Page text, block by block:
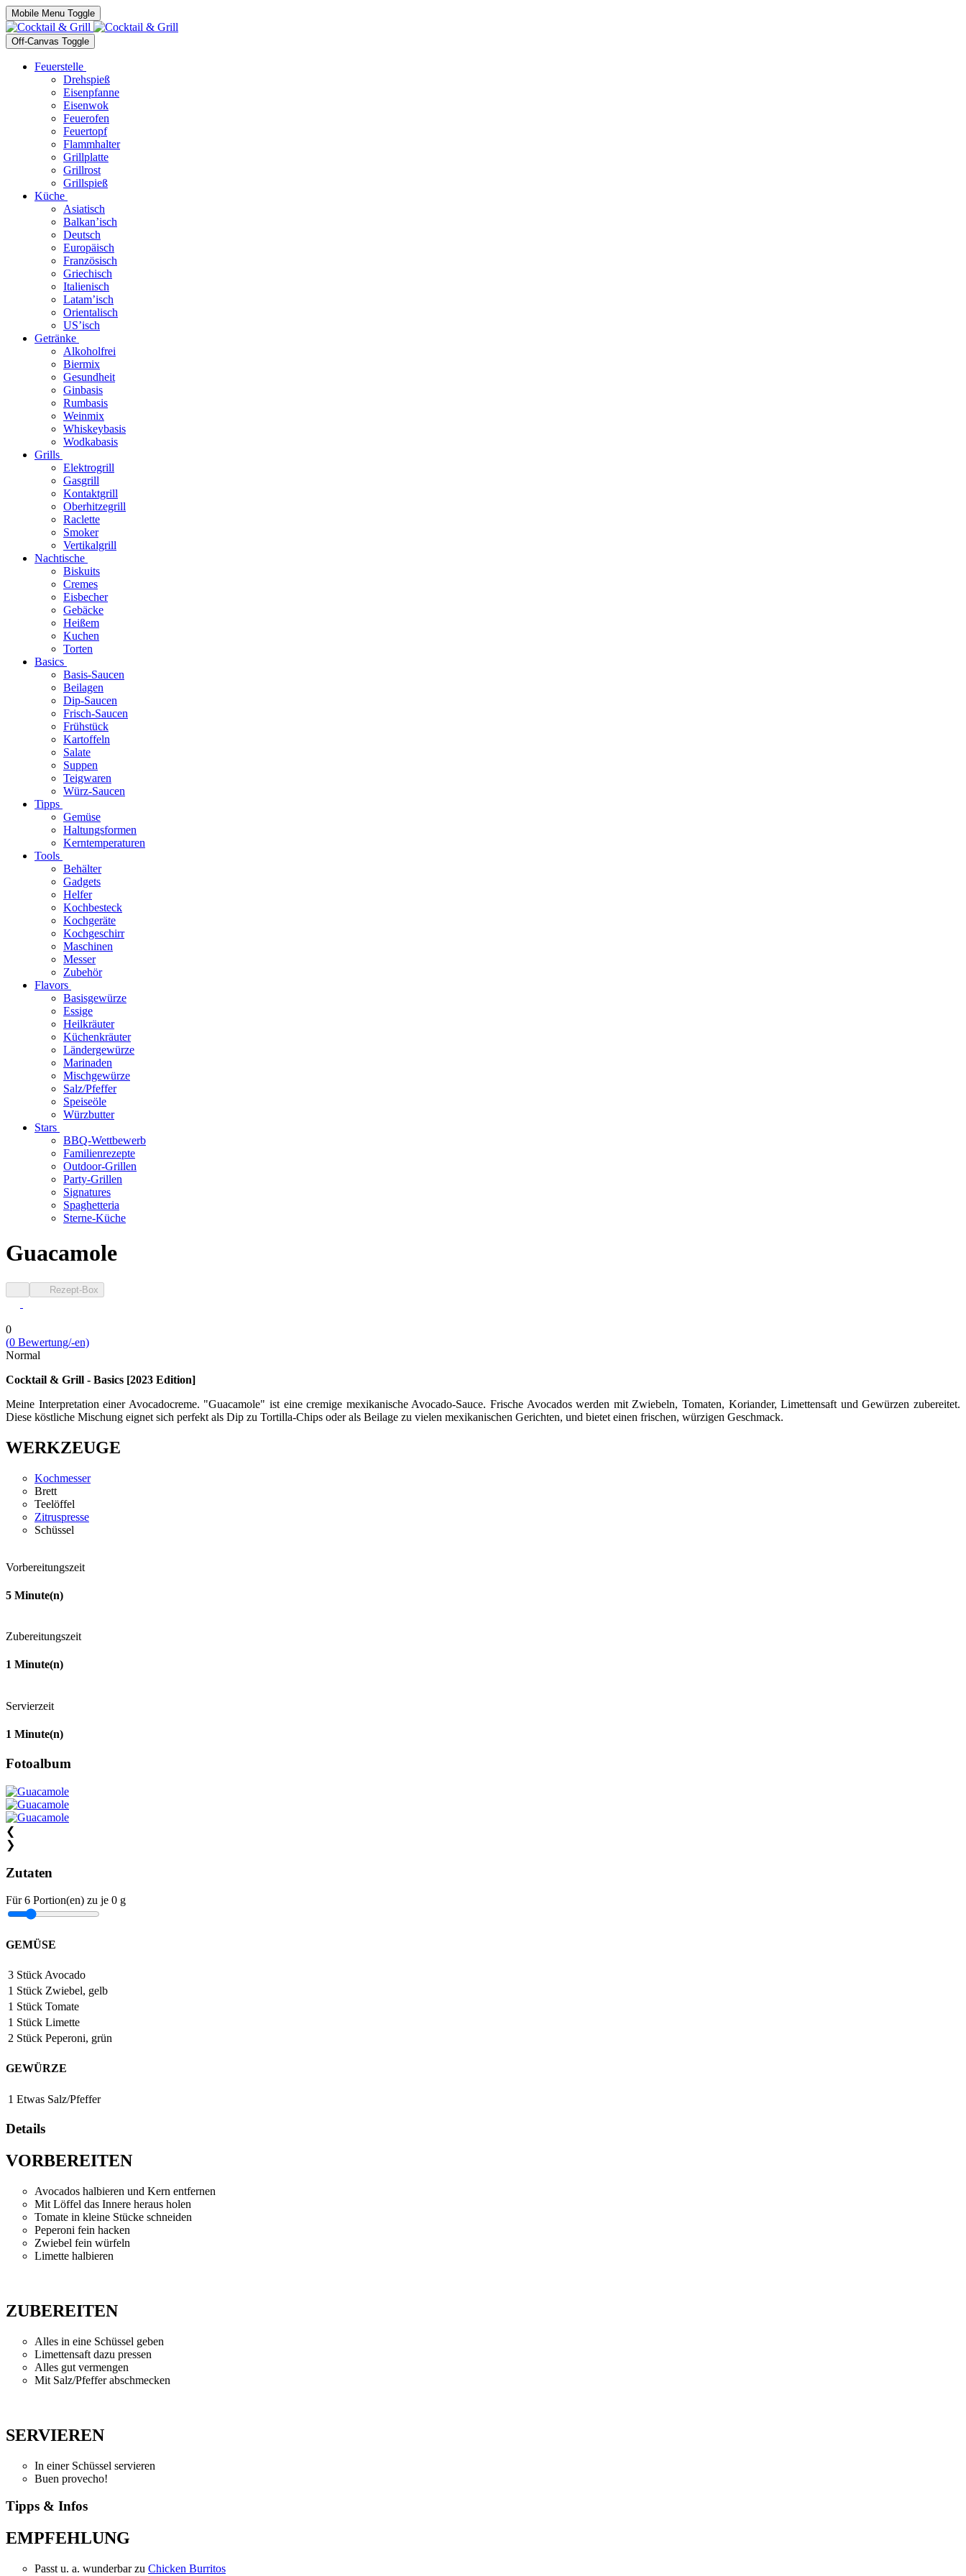
Mobile Menu Toggle
Off-Canvas Toggle
Feuerstelle
Drehspieß
Eisenpfanne
Eisenwok
Feuerofen
Feuertopf
Flammhalter
Grillplatte
Grillrost
Grillspieß
Küche
Asiatisch
Balkan’isch
Deutsch
Europäisch
Französisch
Griechisch
Italienisch
Latam’isch
Orientalisch
US’isch
Getränke
Alkoholfrei
Biermix
Gesundheit
Ginbasis
Rumbasis
Weinmix
Whiskeybasis
Wodkabasis
Grills
Elektrogrill
Gasgrill
Kontaktgrill
Oberhitzegrill
Raclette
Smoker
Vertikalgrill
Nachtische
Biskuits
Cremes
Eisbecher
Gebäcke
Heißem
Kuchen
Torten
Basics
Basis-Saucen
Beilagen
Dip-Saucen
Frisch-Saucen
Frühstück
Kartoffeln
Salate
Suppen
Teigwaren
Würz-Saucen
Tipps
Gemüse
Haltungsformen
Kerntemperaturen
Tools
Behälter
Gadgets
Helfer
Kochbesteck
Kochgeräte
Kochgeschirr
Maschinen
Messer
Zubehör
Flavors
Basisgewürze
Essige
Heilkräuter
Küchenkräuter
Ländergewürze
Marinaden
Mischgewürze
Salz/Pfeffer
Speiseöle
Würzbutter
Stars
BBQ-Wettbewerb
Familienrezepte
Outdoor-Grillen
Party-Grillen
Signatures
Spaghetteria
Sterne-Küche
Guacamole
Rezept-Box
0
(0 Bewert­ung/-en)
Normal
Cocktail & Grill - Basics [2023 Edition]
Meine Interpretation einer Avocadocreme. "Guacamole" ist eine cremige mexikanische Avocado-Sauce. Frische Avocados werden mit Zwiebeln, Tomaten, Koriander, Limettensaft und Gewürzen zubereitet.
Diese köstliche Mischung eignet sich perfekt als Dip zu Tortilla-Chips oder als Beilage zu vielen mexikanischen Gerichten, und bietet einen frischen, würzigen Geschmack.
WERKZEUGE
Kochmesser
Brett
Teelöffel
Zitruspresse
Schüssel
Vorbereitungszeit
5 Minute(n)
Zubereitungszeit
1 Minute(n)
Servierzeit
1 Minute(n)
Fotoalbum
❮
❯
Zutaten
Für 6 Portion(en) zu je 0 g
GEMÜSE
3 Stück Avocado
1 Stück Zwiebel, gelb
1 Stück Tomate
1 Stück Limette
2 Stück Peperoni, grün
GEWÜRZE
1 Etwas Salz/Pfeffer
Details
VORBEREITEN
Avocados halbieren und Kern entfernen
Mit Löffel das Innere heraus holen
Tomate in kleine Stücke schneiden
Peperoni fein hacken
Zwiebel fein würfeln
Limette halbieren
ZUBEREITEN
Alles in eine Schüssel geben
Limettensaft dazu pressen
Alles gut vermengen
Mit Salz/Pfeffer abschmecken
SERVIEREN
In einer Schüssel servieren
Buen provecho!
Tipps & Infos
EMPFEHLUNG
Passt u. a. wunderbar zu Chicken Burritos